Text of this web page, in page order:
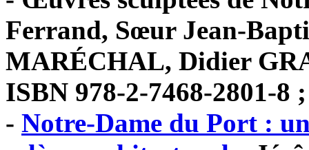
Ferrand, Sœur Jean-
MARÉCHAL, Didier
ISBN 978-2-7468-2801-8 ;
- Notre-Dame du Port :